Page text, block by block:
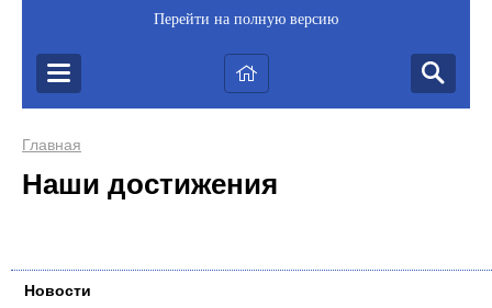
Перейти на полную версию
Главная
Наши достижения
Новости